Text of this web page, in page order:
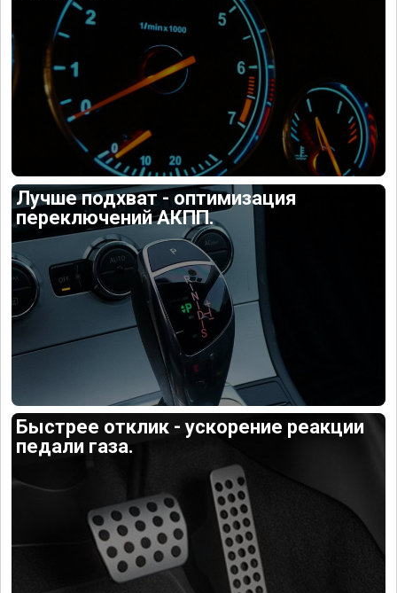
Лучше подхват - оптимизация
переключений АКПП.
Быстрее отклик - ускорение реакции
педали газа.